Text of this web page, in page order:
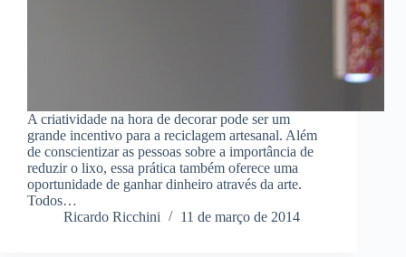
A criatividade na hora de decorar pode ser um
grande incentivo para a reciclagem artesanal. Além
de conscientizar as pessoas sobre a importância de
reduzir o lixo, essa prática também oferece uma
oportunidade de ganhar dinheiro através da arte.
Todos…
Ricardo Ricchini
11 de março de 2014